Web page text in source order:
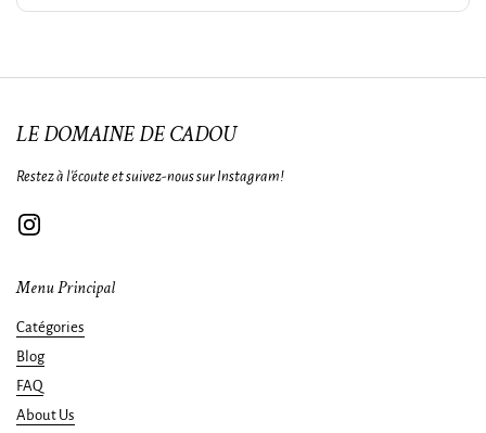
LE DOMAINE DE CADOU
Restez à l'écoute et suivez-nous sur Instagram!
Instagram
Menu Principal
Catégories
Blog
FAQ
About Us